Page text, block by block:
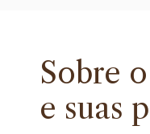
Sobre
e suas